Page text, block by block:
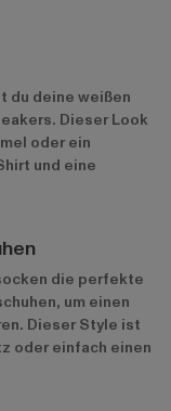
du deine weißen
Dieser Look
oder ein
und eine
die perfekte
um einen
Dieser Style ist
oder einfach einen